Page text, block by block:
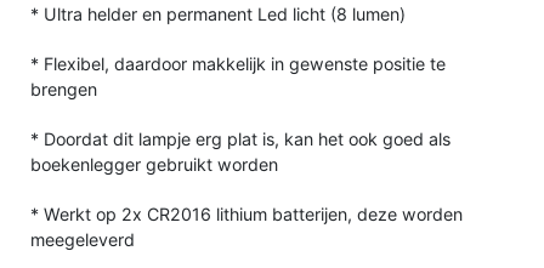
* Ultra helder en permanent Led licht (8 lumen)
* Flexibel, daardoor makkelijk in gewenste positie te
brengen
* Doordat dit lampje erg plat is, kan het ook goed als
boekenlegger gebruikt worden
* Werkt op 2x CR2016 lithium batterijen, deze worden
meegeleverd